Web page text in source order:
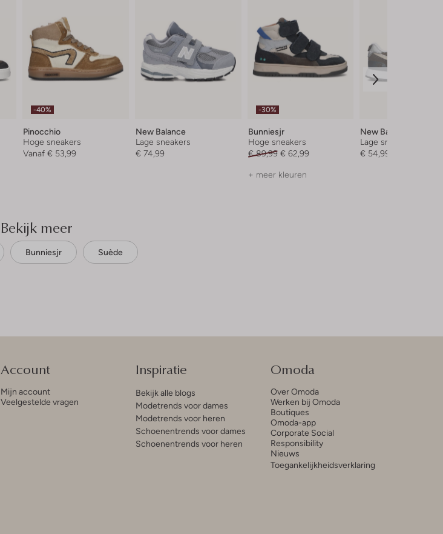
-40%
Pinocchio
Hoge sneakers
Vanaf € 53,99
New Balance
Lage sneakers
€ 74,99
-30%
Bunniesjr
Hoge sneakers
€ 89,99 € 62,99
+ meer kleuren
New Balance
Lage sneakers
€ 54,99
Bekijk meer
Bunniesjr Suède
Account
Mijn account
Veelgestelde vragen
Inspiratie
Bekijk alle blogs
Modetrends voor dames
Modetrends voor heren
Schoenentrends voor dames
Schoenentrends voor heren
Omoda
Over Omoda
Werken bij Omoda
Boutiques
Omoda-app
Corporate Social
Responsibility
Nieuws
Toegankelijkheidsverklaring